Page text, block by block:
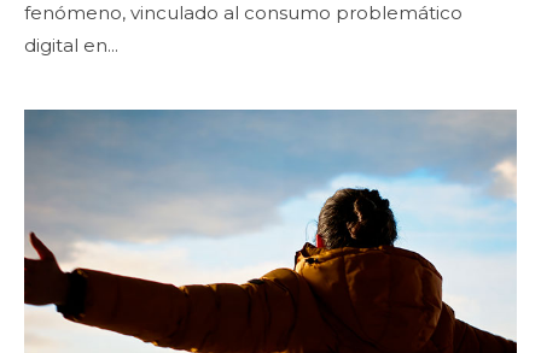
fenómeno, vinculado al consumo problemático
digital en...